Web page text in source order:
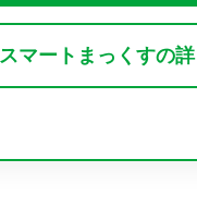
スマートまっくすの